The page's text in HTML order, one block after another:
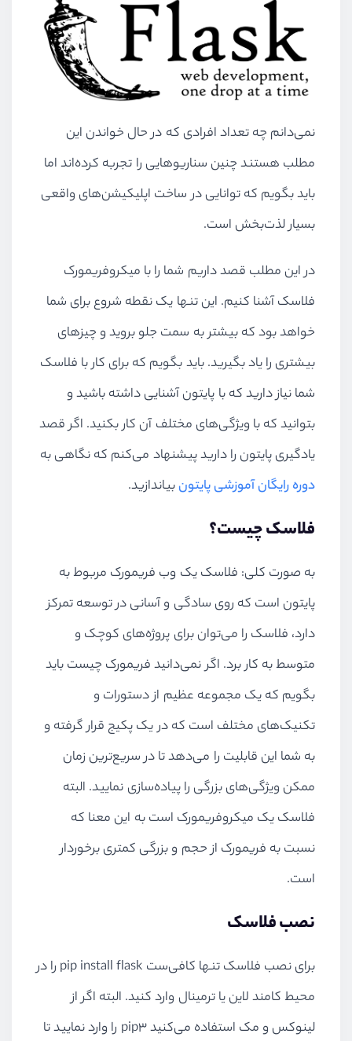
نمی‌دانم چه تعداد افرادی که در حال خواندن این
مطلب هستند چنین سناریوهایی را تجربه کرده‌اند اما
باید بگویم که توانایی در ساخت اپلیکیشن‌های واقعی
بسیار لذت‌بخش است.
در این مطلب قصد داریم شما را با میکروفریمورک
فلاسک آشنا کنیم. این تنها یک نقطه شروع برای شما
خواهد بود که بیشتر به سمت جلو بروید و چیزهای
بیشتری را یاد بگیرید. باید بگویم که برای کار با فلاسک
شما نیاز دارید که با پایتون آشنایی داشته باشید و
بتوانید که با ویژگی‌های مختلف آن کار بکنید. اگر قصد
یادگیری پایتون را دارید پیشنهاد می‌کنم که نگاهی به
دوره رایگان آموزشی پایتونبیاندازید.
فلاسک چیست؟
به صورت کلی: فلاسک یک وب فریمورک مربوط به
پایتون است که روی سادگی و آسانی در توسعه تمرکز
دارد، فلاسک را می‌توان برای پروژه‌های کوچک و
متوسط به کار برد. اگر نمی‌دانید فریمورک چیست باید
بگویم که یک مجموعه عظیم از دستورات و
تکنیک‌های مختلف است که در یک پکیج قرار گرفته و
به شما این قابلیت را می‌دهد تا در سریع‌ترین زمان
ممکن ویژگی‌های بزرگی را پیاده‌سازی نمایید. البته
فلاسک یک میکروفریمورک است به این معنا که
نسبت به فریمورک از حجم و بزرگی کمتری برخوردار
است.
نصب فلاسک
برای نصب فلاسک تنها کافی‌ست pip install flask را در
محیط کامند لاین یا ترمینال وارد کنید. البته اگر از
لینوکس و مک استفاده می‌کنید pip3 را وارد نمایید تا